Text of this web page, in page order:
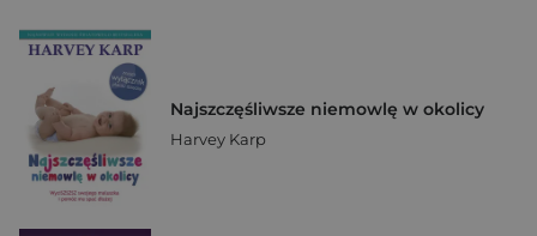
Najszczęśliwsze niemowlę w okolicy
Harvey Karp